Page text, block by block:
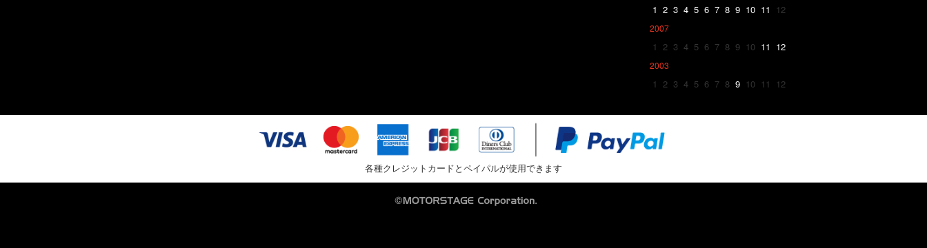
1 2 3 4 5 6 7 8 9 10 11 12
2007
1 2 3 4 5 6 7 8 9 10 11 12
2003
1 2 3 4 5 6 7 8 9 10 11 12
各種クレジットカードとペイパルが使用できます